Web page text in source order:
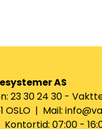
AS
23 30 24 30 -
OSLO | Mail:
07:00 -